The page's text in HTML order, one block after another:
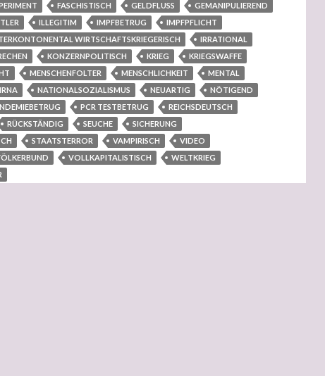
FASCHISTISCH GELDFLUSS
GEMANIPULIEREND
ILLEGITIM IMPFBETRUG
IMPFPFLICHT
WIRTSCHAFTSKRIEGERISCH
IRRATIONAL
KONZERNPOLITISCH KRIEG
KRIEGSWAFFE
MENSCHENFOLTER MENSCHLICHKEIT
MENTAL
NATIONALSOZIALISMUS NEUARTIG
NÖTIGEND
PCR TESTBETRUG
REICHSDEUTSCH
RÜCKSTÄNDIG SEUCHE
SICHERUNG
STAATSTERROR VAMPIRISCH
VIDEO
VOLLKAPITALISTISCH
WELTKRIEG